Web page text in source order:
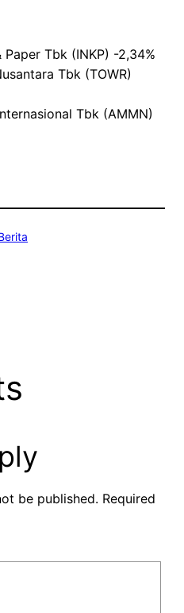
Paper Tbk (INKP) -2,34%
Tbk (TOWR)
Tbk (AMMN)
be published. Required